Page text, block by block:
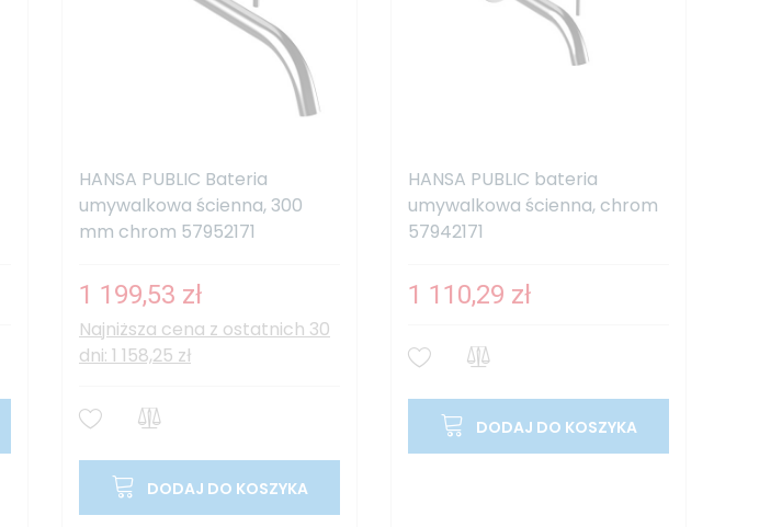
HANSA PUBLIC Bateria
umywalkowa ścienna, 300
mm chrom 57952171
1 199,53 zł
Najniższa cena z ostatnich 30
dni: 1 158,25 zł
DODAJ DO KOSZYKA
HANSA PUBLIC bateria
umywalkowa ścienna, chrom
57942171
1 110,29 zł
DODAJ DO KOSZYKA